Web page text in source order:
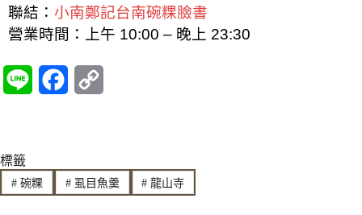
聯結： 小南鄭記台南碗粿臉書
營業時間：上午 10:00 – 晚上 23:30
e e
b
y
L
標籤
#碗粿 #虱目魚羹 # 龍山寺